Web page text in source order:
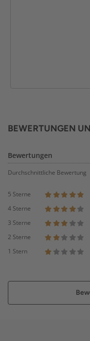
BEWERTUNGEN
Bewertungen
Durchschnittliche Bewertung
5 Sterne
4 Sterne
3 Sterne
2 Sterne
1 Stern